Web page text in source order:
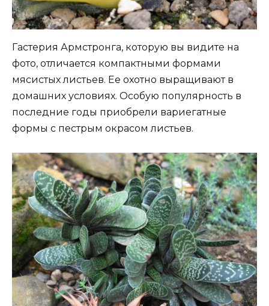
Гастерия Армстронга, которую вы видите на
фото, отличается компактными формами
мясистых листьев. Ее охотно выращивают в
домашних условиях. Особую популярность в
последние годы приобрели вариегатные
формы с пестрым окрасом листьев.